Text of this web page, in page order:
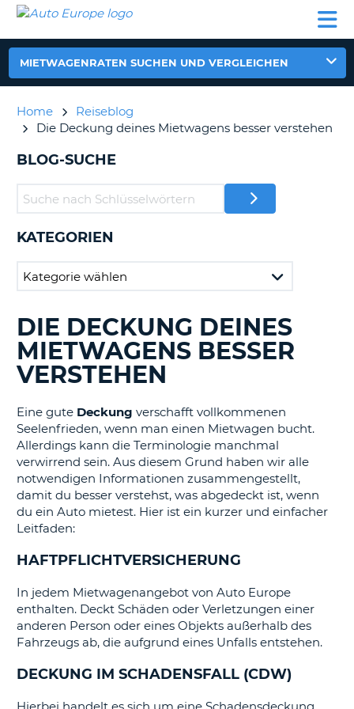
MIETWAGEN
WOHNMOBILE
AUTO
EUROPE
MIETWAGEN
WOHNMOBILE
PARTNER
HILFE
MEIN
KONTO
BUCHUNG
MIETWAGENRATEN SUCHEN UND VERGLEICHEN
Home
Reiseblog
Die Deckung deines Mietwagens besser verstehen
BLOG-SUCHE
KATEGORIEN
DURCHSUCHE
BLOGS......
DIE DECKUNG DEINES
MIETWAGENS BESSER
VERSTEHEN
Eine gute Deckung verschafft vollkommenen
Seelenfrieden, wenn man einen Mietwagen bucht.
Allerdings kann die Terminologie manchmal
verwirrend sein. Aus diesem Grund haben wir alle
notwendigen Informationen zusammengestellt,
damit du besser verstehst, was abgedeckt ist, wenn
du ein Auto mietest. Hier ist ein kurzer und einfacher
Leitfaden:
HAFTPFLICHTVERSICHERUNG
In jedem Mietwagenangebot von Auto Europe
enthalten. Deckt Schäden oder Verletzungen einer
anderen Person oder eines Objekts außerhalb des
Fahrzeugs ab, die aufgrund eines Unfalls entstehen.
DECKUNG IM SCHADENSFALL (CDW)